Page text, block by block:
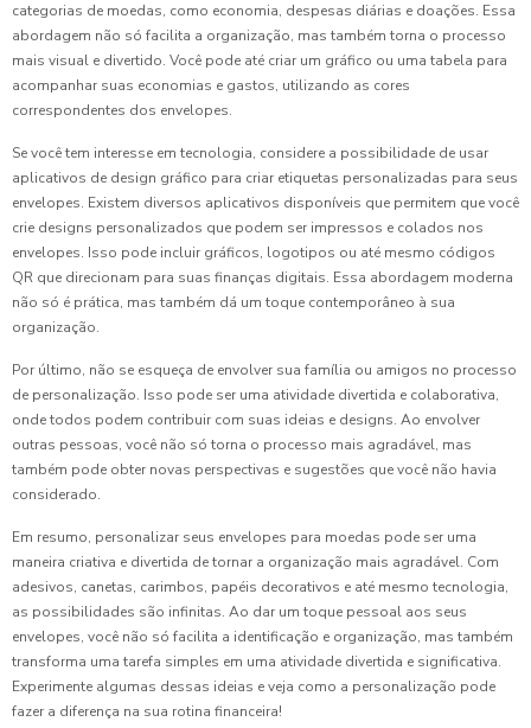
categorias de moedas, como economia, despesas diárias e doações. Essa
abordagem não só facilita a organização, mas também torna o processo
mais visual e divertido. Você pode até criar um gráfico ou uma tabela para
acompanhar suas economias e gastos, utilizando as cores
correspondentes dos envelopes.
Se você tem interesse em tecnologia, considere a possibilidade de usar
aplicativos de design gráfico para criar etiquetas personalizadas para seus
envelopes. Existem diversos aplicativos disponíveis que permitem que você
crie designs personalizados que podem ser impressos e colados nos
envelopes. Isso pode incluir gráficos, logotipos ou até mesmo códigos
QR que direcionam para suas finanças digitais. Essa abordagem moderna
não só é prática, mas também dá um toque contemporâneo à sua
organização.
Por último, não se esqueça de envolver sua família ou amigos no processo
de personalização. Isso pode ser uma atividade divertida e colaborativa,
onde todos podem contribuir com suas ideias e designs. Ao envolver
outras pessoas, você não só torna o processo mais agradável, mas
também pode obter novas perspectivas e sugestões que você não havia
considerado.
Em resumo, personalizar seus envelopes para moedas pode ser uma
maneira criativa e divertida de tornar a organização mais agradável. Com
adesivos, canetas, carimbos, papéis decorativos e até mesmo tecnologia,
as possibilidades são infinitas. Ao dar um toque pessoal aos seus
envelopes, você não só facilita a identificação e organização, mas também
transforma uma tarefa simples em uma atividade divertida e significativa.
Experimente algumas dessas ideias e veja como a personalização pode
fazer a diferença na sua rotina financeira!